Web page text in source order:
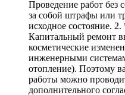
Проведение работ без
за собой штрафы или
исходное состояние.
Капитальный ремонт
косметические
инженерными
отопление). Поэтому
работы можно
дополнительного